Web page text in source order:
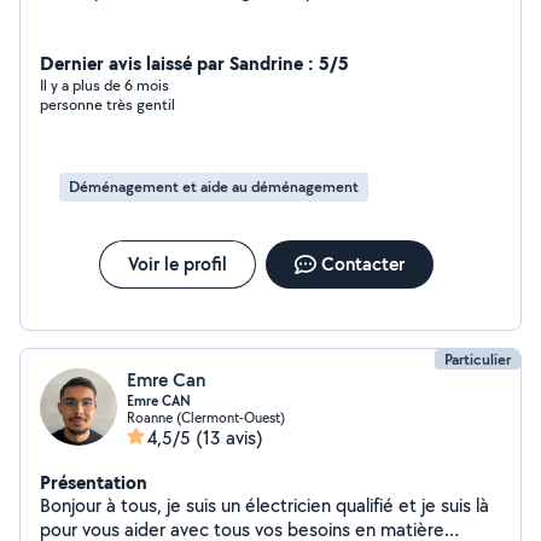
Dernier avis laissé par Sandrine : 5/5
Il y a plus de 6 mois
personne très gentil
Déménagement et aide au déménagement
Voir le profil Contacter
Particulier
Emre Can
Emre CAN
Roanne (Clermont-Ouest)
4,5/5 (13 avis)
Présentation
Bonjour à tous, je suis un électricien qualifié et je suis là
pour vous aider avec tous vos besoins en matière